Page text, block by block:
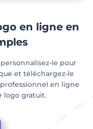
en ligne en
le pour
et téléchargez-le
en ligne
logo gratuit.